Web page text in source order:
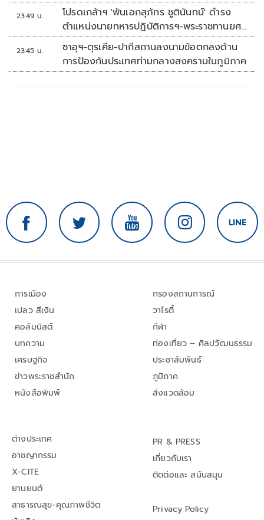
23:49 น.
โปรดเกล้าฯ 'พันเอกสุภัทร ชูตินันทน์' ดำรง
ตำแหน่งนายทหารปฏิบัติการฯ-พระราชทานยศ
'พลตรี'
23:45 น.
ซาอุฯ-ตุรเคีย-ปากีสถานลงนามข้อตกลงด้าน
การป้องกันประเทศท่ามกลางสงครามในภูมิภาค
การเมือง
เปลว สีเงิน
คอลัมนิสต์
บทความ
เศรษฐกิจ
ข่าวพระราชสำนัก
หนังสือพิมพ์
กรองสถานการณ์
วาไรตี้
กีฬา
ท่องเที่ยว – ศิลปวัฒนธรรม
ประชาสัมพันธ์
ภูมิภาค
สิ่งแวดล้อม
ต่างประเทศ
อาชญากรรม
X-CITE
ยานยนต์
สาธารณสุข-คุณภาพชีวิต
PR & PRESS
เกี่ยวกับเรา
ติดต่อและ สนับสนุน
Privacy Policy